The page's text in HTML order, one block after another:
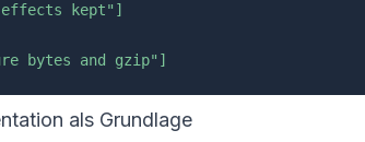
kept"]
bytes and gzip"]
als Grundlage